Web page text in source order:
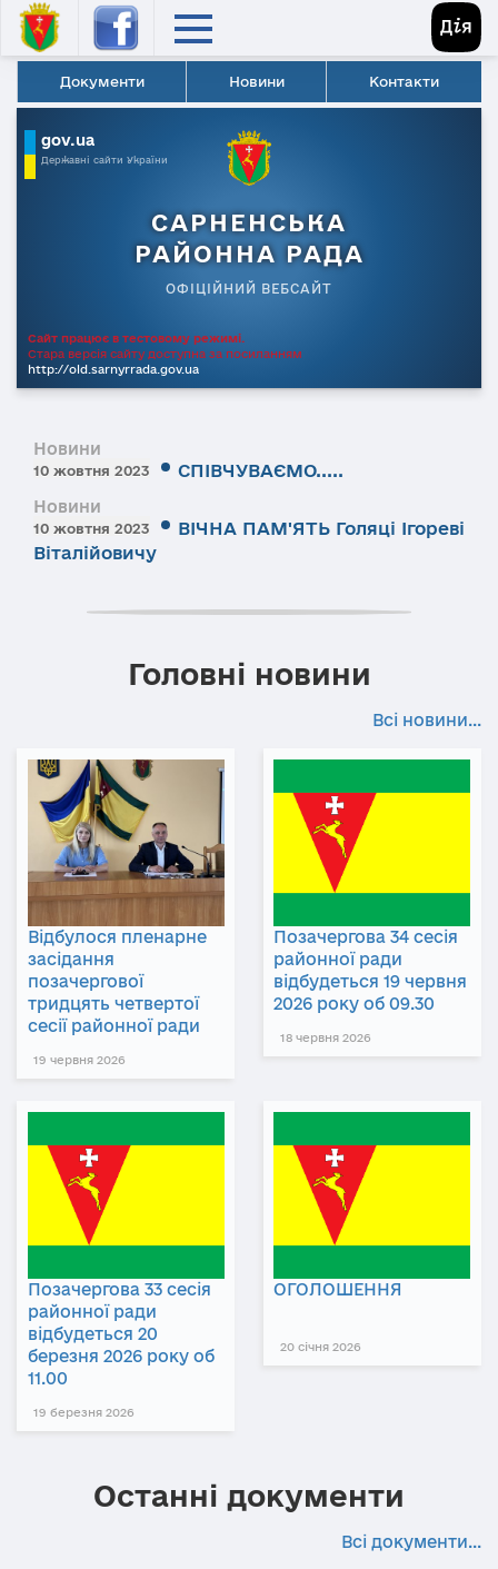
Документи Новини Контакти
gov.ua
Державні сайти України
САРНЕНСЬКА
РАЙОННА РАДА
ОФІЦІЙНИЙ ВЕБСАЙТ
Сайт працює в тестовому режимі.
Стара версія сайту доступна за посиланням
http://old.sarnyrrada.gov.ua
Новини
10 жовтня 2023 СПІВЧУВАЄМО.....
Новини
10 жовтня 2023
ВІЧНА ПАМ'ЯТЬ Голяці Ігореві
Віталійовичу
Головні новини
Всі новини...
Відбулося пленарне
засідання
позачергової
тридцять четвертої
сесії районної ради
19 червня 2026
Позачергова 34 сесія
районної ради
відбудеться 19 червня
2026 року об 09.30
18 червня 2026
Позачергова 33 сесія
районної ради
відбудеться 20
березня 2026 року об
11.00
19 березня 2026
ОГОЛОШЕННЯ
20 січня 2026
Останні документи
Всі документи...